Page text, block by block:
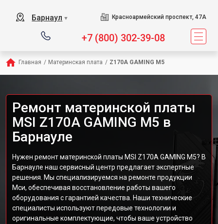
Барнаул ▼ Красноармейский проспект, 47А
+7 (800) 302-39-08
Главная / Материнская плата / Z170A GAMING M5
Ремонт материнской платы
MSI Z170A GAMING M5 в
Барнауле
Нужен ремонт материнской платы MSI Z170A GAMING M5? В
Барнауле наш сервисный центр предлагает экспертные
решения. Мы специализируемся на ремонте продукции
Мси, обеспечивая восстановление работы вашего
оборудования с гарантией качества. Наши технические
специалисты используют передовые технологии и
оригинальные комплектующие, чтобы ваше устройство